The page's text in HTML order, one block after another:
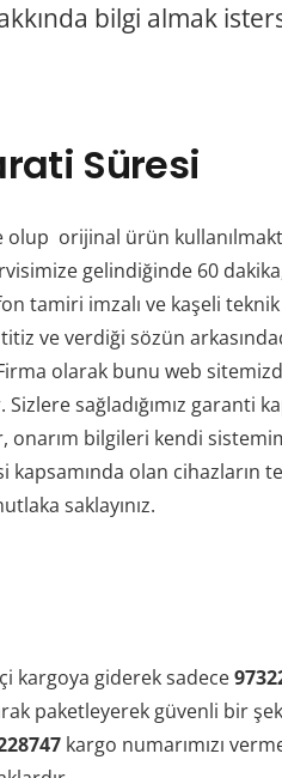
bilgi almak
Süresi
orijinal ürün
gelindiğinde 60
tamiri imzalı ve kaşeli teknik
ve verdiği sözün
olarak bunu web
sağladığımız garanti
onarım bilgileri kendi
olan cihazların
saklayınız.
kargoya giderek sadece
paketleyerek güvenli bir
kargo numarımızı